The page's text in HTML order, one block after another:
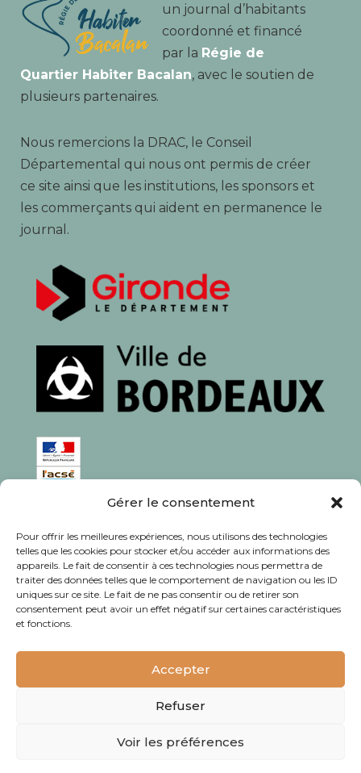
Gérer le consentement
Pour offrir les meilleures expériences, nous utilisons des technologies
telles que les cookies pour stocker et/ou accéder aux informations des
appareils. Le fait de consentir à ces technologies nous permettra de
traiter des données telles que le comportement de navigation ou les ID
uniques sur ce site. Le fait de ne pas consentir ou de retirer son
consentement peut avoir un effet négatif sur certaines caractéristiques
et fonctions.
Accepter
Refuser
Voir les préférences
un journal d’habitants
coordonné et financé
par la Régie de
Quartier Habiter Bacalan, avec le soutien de
plusieurs partenaires.
Nous remercions la DRAC, le Conseil
Départemental qui nous ont permis de créer
ce site ainsi que les institutions, les sponsors et
les commerçants qui aident en permanence le
journal.
Rédaction, photos et corrections : habitants et
associations du quartier
Mentions légales